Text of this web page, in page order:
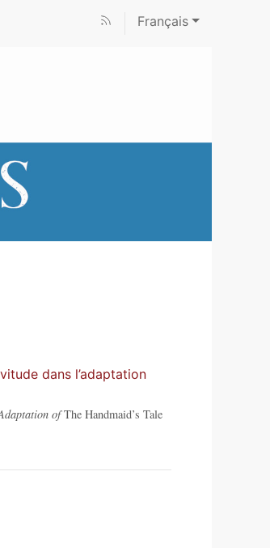
Français
dans l’adaptation
ofThe Handmaid’s Tale